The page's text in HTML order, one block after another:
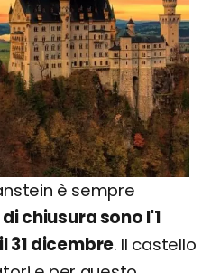
è sempre
chiusura sono l'1
31 dicembre. Il castello